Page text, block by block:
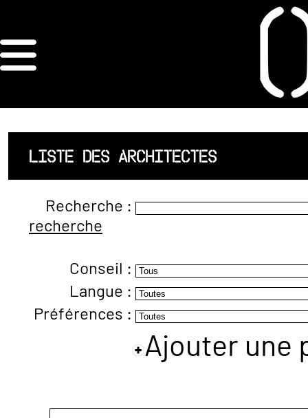
ORDRE DES
ARCHITECTES
ACCUEIL
LISTE DES
ARCHITECTES
JURISPRUDENCE
ANNEXE 4 CODT
LISTE DES ARCHITECTES
Recherche :
recherche
Conseil :
Langue :
Préférences :
Ajouter une